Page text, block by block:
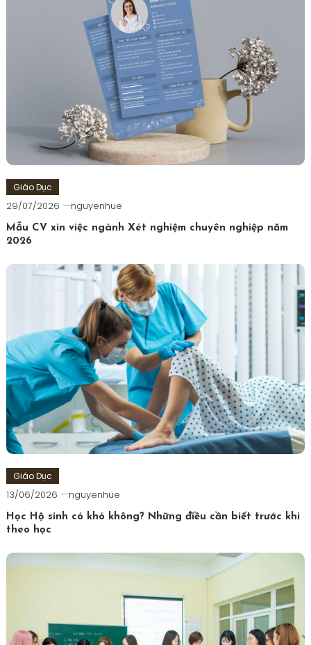
Giáo Dục
29/07/2026 nguyenhue
Mẫu CV xin việc ngành Xét nghiệm chuyên nghiệp năm
2026
Giáo Dục
13/06/2026 nguyenhue
Học Hộ sinh có khó không? Những điều cần biết trước khi
theo học